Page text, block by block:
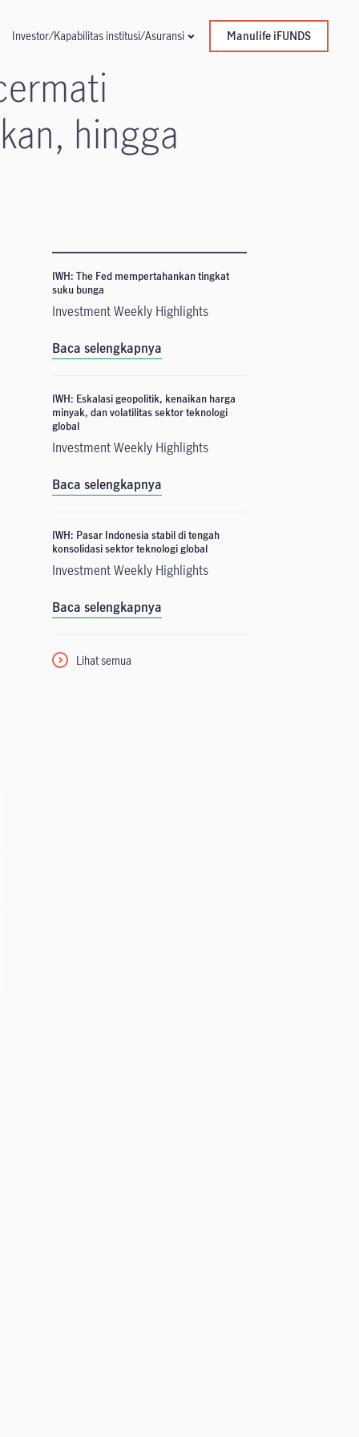
Investor/Kapabilitas institusi/Asuransi Manulife iFUNDS
hingga
IWH: The Fed mempertahankan tingkat
suku bunga
Investment Weekly Highlights
Baca selengkapnya
IWH: Eskalasi geopolitik, kenaikan harga
minyak, dan volatilitas sektor teknologi
global
Investment Weekly Highlights
Baca selengkapnya
IWH: Pasar Indonesia stabil di tengah
konsolidasi sektor teknologi global
Investment Weekly Highlights
Baca selengkapnya
Lihat semua